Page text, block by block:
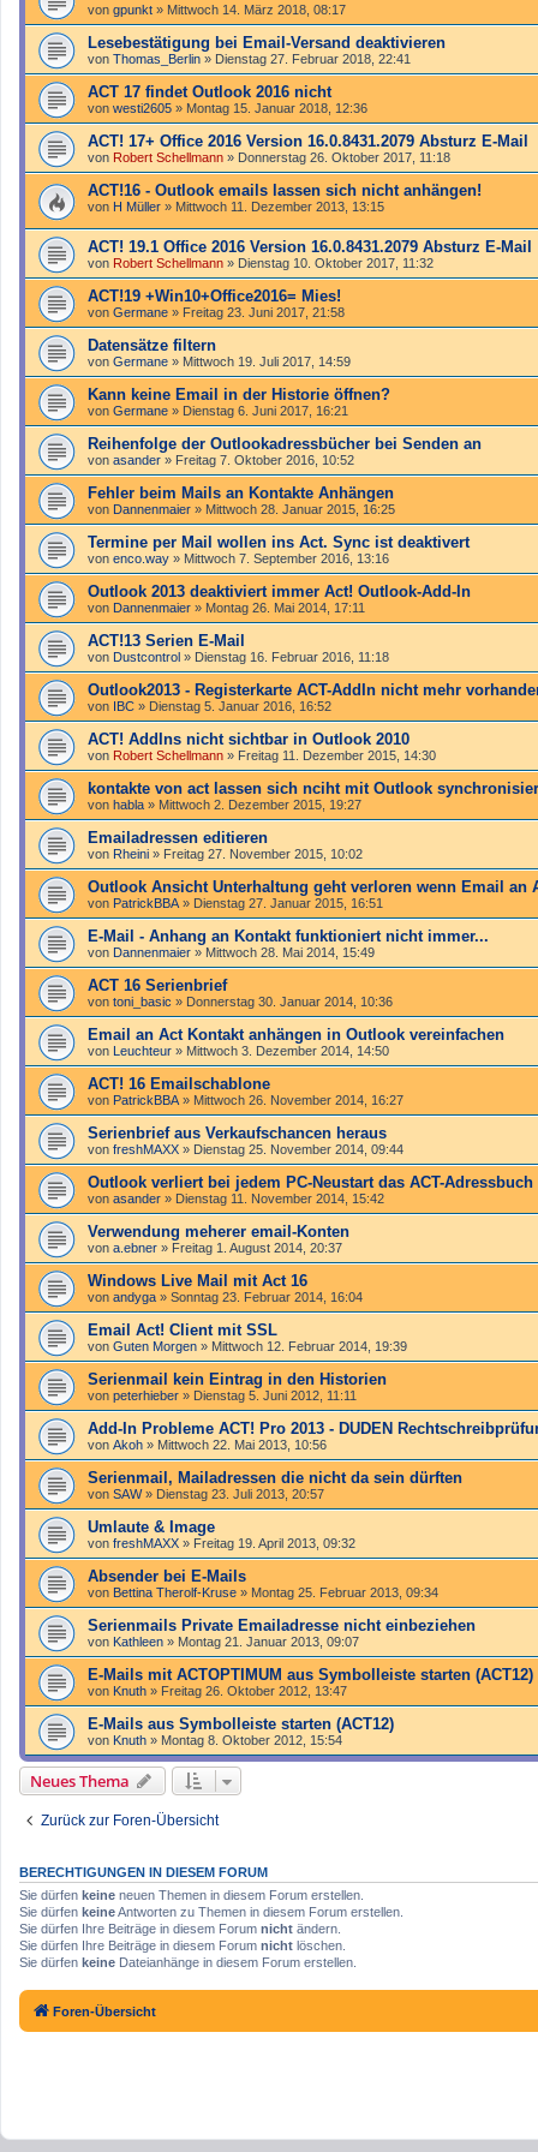
von gpunkt » Mittwoch 14. März 2018, 08:17
Lesebestätigung bei Email-Versand deaktivieren
von Thomas_Berlin » Dienstag 27. Februar 2018, 22:41
ACT 17 findet Outlook 2016 nicht
von westi2605 » Montag 15. Januar 2018, 12:36
ACT! 17+ Office 2016 Version 16.0.8431.2079 Absturz E-Mail
von Robert Schellmann » Donnerstag 26. Oktober 2017, 11:18
ACT!16 - Outlook emails lassen sich nicht anhängen!
von H Müller » Mittwoch 11. Dezember 2013, 13:15
ACT! 19.1 Office 2016 Version 16.0.8431.2079 Absturz E-Mail
von Robert Schellmann » Dienstag 10. Oktober 2017, 11:32
ACT!19 +Win10+Office2016= Mies!
von Germane » Freitag 23. Juni 2017, 21:58
Datensätze filtern
von Germane » Mittwoch 19. Juli 2017, 14:59
Kann keine Email in der Historie öffnen?
von Germane » Dienstag 6. Juni 2017, 16:21
Reihenfolge der Outlookadressbücher bei Senden an
von asander » Freitag 7. Oktober 2016, 10:52
Fehler beim Mails an Kontakte Anhängen
von Dannenmaier » Mittwoch 28. Januar 2015, 16:25
Termine per Mail wollen ins Act. Sync ist deaktivert
von enco.way » Mittwoch 7. September 2016, 13:16
Outlook 2013 deaktiviert immer Act! Outlook-Add-In
von Dannenmaier » Montag 26. Mai 2014, 17:11
ACT!13 Serien E-Mail
von Dustcontrol » Dienstag 16. Februar 2016, 11:18
Outlook2013 - Registerkarte ACT-AddIn nicht mehr
von IBC » Dienstag 5. Januar 2016, 16:52
ACT! AddIns nicht sichtbar in Outlook 2010
von Robert Schellmann » Freitag 11. Dezember 2015, 14:30
kontakte von act lassen sich nciht mit Outlook synchronisier
von habla » Mittwoch 2. Dezember 2015, 19:27
Emailadressen editieren
von Rheini » Freitag 27. November 2015, 10:02
Outlook Ansicht Unterhaltung geht verloren wenn Email an
von PatrickBBA » Dienstag 27. Januar 2015, 16:51
E-Mail - Anhang an Kontakt funktioniert nicht immer...
von Dannenmaier » Mittwoch 28. Mai 2014, 15:49
ACT 16 Serienbrief
von toni_basic » Donnerstag 30. Januar 2014, 10:36
Email an Act Kontakt anhängen in Outlook vereinfachen
von Leuchteur » Mittwoch 3. Dezember 2014, 14:50
ACT! 16 Emailschablone
von PatrickBBA » Mittwoch 26. November 2014, 16:27
Serienbrief aus Verkaufschancen heraus
von freshMAXX » Dienstag 25. November 2014, 09:44
Outlook verliert bei jedem PC-Neustart das ACT-Adressbuch
von asander » Dienstag 11. November 2014, 15:42
Verwendung meherer email-Konten
von a.ebner » Freitag 1. August 2014, 20:37
Windows Live Mail mit Act 16
von andyga » Sonntag 23. Februar 2014, 16:04
Email Act! Client mit SSL
von Guten Morgen » Mittwoch 12. Februar 2014, 19:39
Serienmail kein Eintrag in den Historien
von peterhieber » Dienstag 5. Juni 2012, 11:11
Add-In Probleme ACT! Pro 2013 - DUDEN
von Akoh » Mittwoch 22. Mai 2013, 10:56
Serienmail, Mailadressen die nicht da sein dürften
von SAW» Dienstag 23. Juli 2013, 20:57
Umlaute & Image
von freshMAXX » Freitag 19. April 2013, 09:32
Absender bei E-Mails
von Bettina Therolf-Kruse » Montag 25. Februar 2013, 09:34
Serienmails Private Emailadresse nicht einbeziehen
von Kathleen » Montag 21. Januar 2013, 09:07
E-Mails mit ACTOPTIMUM aus Symbolleiste starten (ACT12)
von Knuth » Freitag 26. Oktober 2012, 13:47
E-Mails aus Symbolleiste starten (ACT12)
von Knuth » Montag 8. Oktober 2012, 15:54
Neues Thema
Zurück zur Foren-Übersicht
BERECHTIGUNGEN IN DIESEM FORUM
Sie dürfen keine neuen Themen in diesem Forum erstellen.
Sie dürfen keineAntworten zu Themen in diesem Forum erstellen.
Sie dürfen Ihre Beiträge in diesem Forum nicht ändern.
Sie dürfen Ihre Beiträge in diesem Forum nicht löschen.
Sie dürfen keine Dateianhänge in diesem Forum erstellen.
Foren-Übersicht